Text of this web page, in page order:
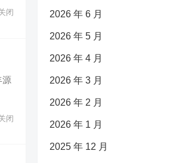
闭
源
闭
2026 年 6 月
2026 年 5 月
2026 年 4 月
2026 年 3 月
2026 年 2 月
2026 年 1 月
2025 年 12 月